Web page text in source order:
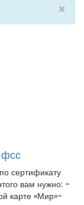
×
фсс
сертификату
вам нужно: -
карте «Мир»-